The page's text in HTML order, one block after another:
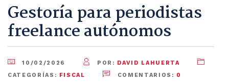
Gestoría para periodistas
freelance autónomos
10/02/2026 POR: DAVID LAHUERTA
CATEGORÍAS: FISCAL COMENTARIOS: 0